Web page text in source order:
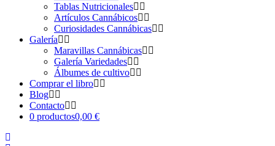
Tablas Nutricionales
Artículos Cannábicos
Curiosidades Cannábicas
Galería
Maravillas Cannábicas
Galería Variedades
Álbumes de cultivo
Comprar el libro
Blog
Contacto
0 productos0,00 €